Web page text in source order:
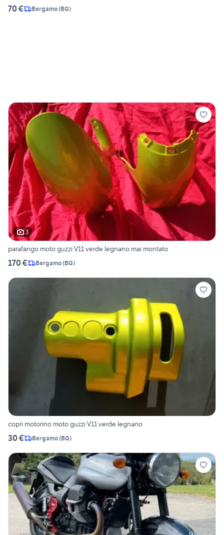
70 € Bergamo(BG)
3
parafango moto guzzi V11 verde legnano mai montato
170 € Bergamo(BG)
copri motorino moto guzzi V11 verde legnano
30 € Bergamo(BG)